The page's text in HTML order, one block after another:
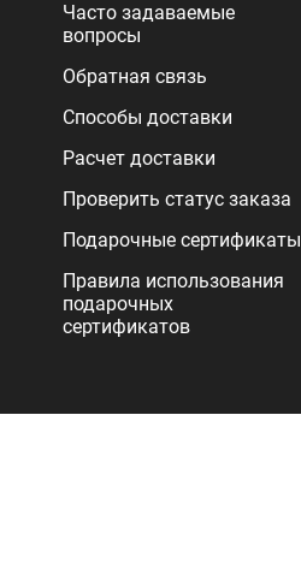
Часто задаваемые
вопросы
Обратная связь
Способы доставки
Расчет доставки
Проверить статус заказа
Подарочные сертификаты
Правила использования
подарочных
сертификатов